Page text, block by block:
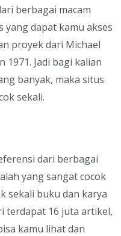
berbagai macam
yang dapat kamu akses
proyek dari Michael
1971. Jadi bagi kalian
banyak, maka situs
sekali.
dari berbagai
yang sangat cocok
sekali buku dan karya
terdapat 16 juta artikel,
kamu lihat dan